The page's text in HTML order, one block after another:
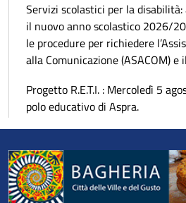
Servizi scolastici per la
il nuovo anno scolastico 2026/
le procedure per richiedere
alla Comunicazione (ASACOM) e
Progetto R.E.T.I. : Mercoledì 5
polo educativo di Aspra.